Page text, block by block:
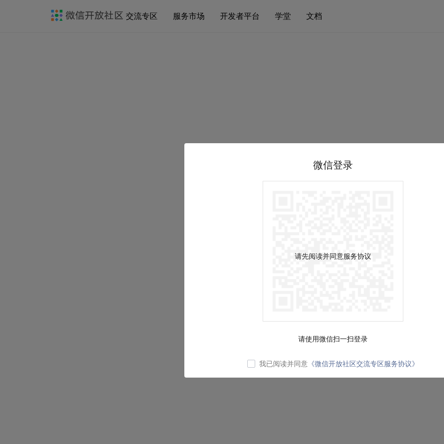
交流专区 服务市场 开发者平台 学堂 文档
微信登录
请先阅读并同意服务协议
请使用微信扫一扫登录
我已阅读并同意 《微信开放社区交流专区服务协议》